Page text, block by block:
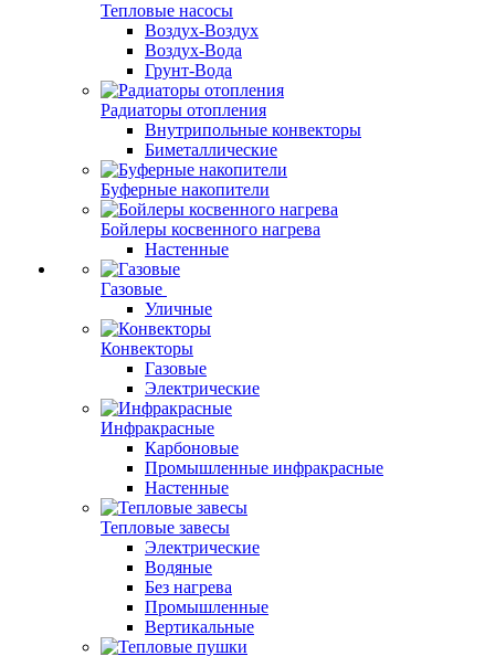
Тепловые насосы
Воздух-Воздух
Воздух-Вода
Грунт-Вода
Радиаторы отопления
Внутрипольные конвекторы
Биметаллические
Буферные накопители
Бойлеры косвенного нагрева
Настенные
Газовые
Уличные
Конвекторы
Газовые
Электрические
Инфракрасные
Карбоновые
Промышленные инфракрасные
Настенные
Тепловые завесы
Электрические
Водяные
Без нагрева
Промышленные
Вертикальные